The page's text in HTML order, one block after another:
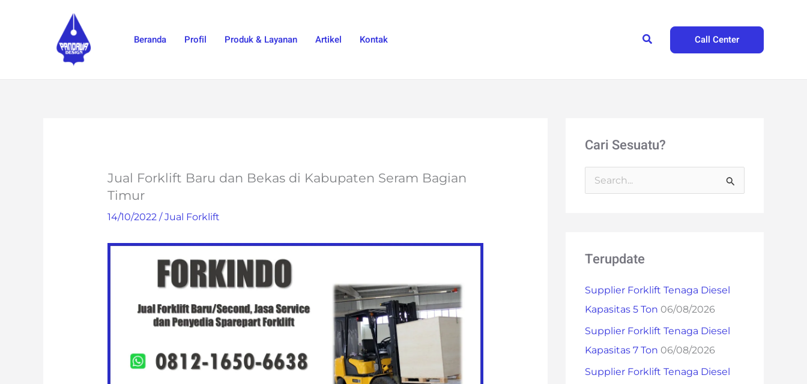
Beranda Profil Produk & Layanan Artikel Kontak Search Call Center
Jual Forklift Baru dan Bekas di Kabupaten Seram Bagian
Timur
14/10/2022 /Jual Forklift
Cari Sesuatu?
r
:
Terupdate
Supplier Forklift Tenaga Diesel
Kapasitas 5 Ton 06/08/2026
Supplier Forklift Tenaga Diesel
Kapasitas 7 Ton 06/08/2026
Supplier Forklift Tenaga Diesel